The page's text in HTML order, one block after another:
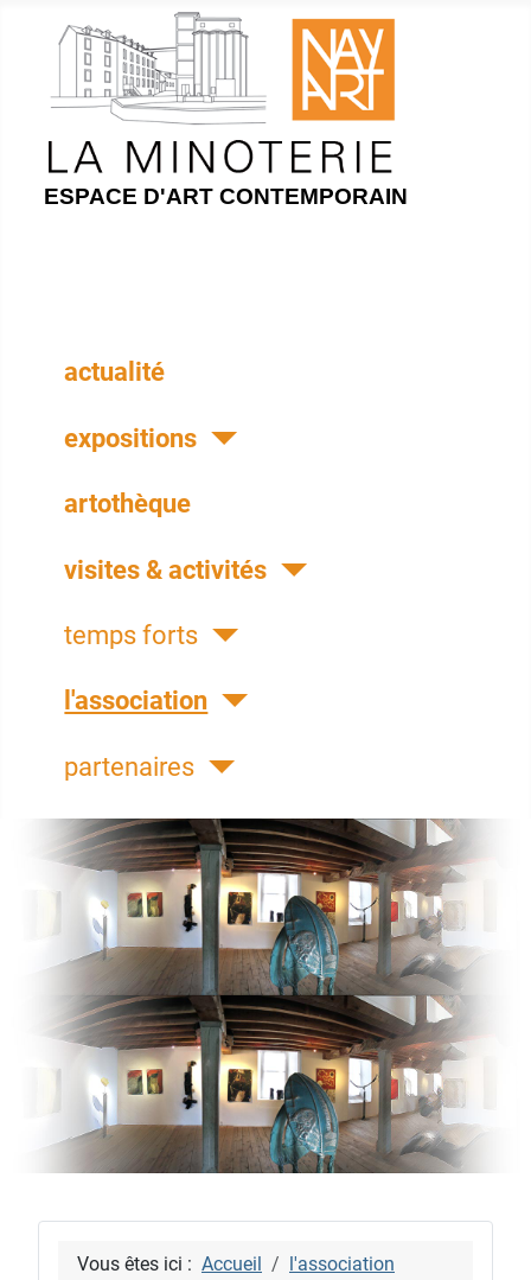
ESPACE D'ART CONTEMPORAIN
actualité
expositions
artothèque
visites & activités
temps forts
l'association
partenaires
Vous êtes ici : Accueil
l'association